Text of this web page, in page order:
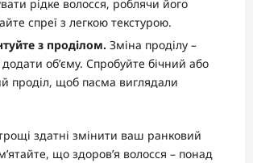
рідке волосся, роблячи його
спреї з легкою текстурою.
з проділом. Зміна проділу –
додати об’єму. Спробуйте бічний або
проділ, щоб пасма виглядали
здатні змінити ваш ранковий
що здоров’я волосся – понад